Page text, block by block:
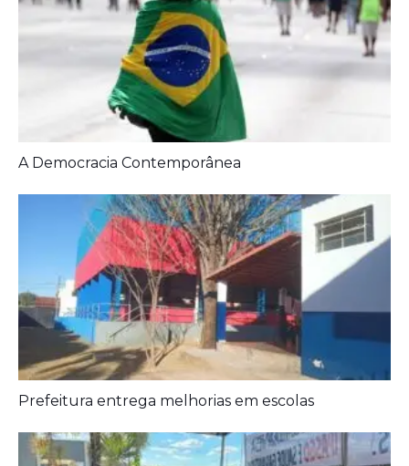
A Democracia Contemporânea
Prefeitura entrega melhorias em escolas